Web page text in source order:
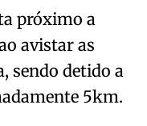
próximo a
avistar as
sendo detido a
5km.